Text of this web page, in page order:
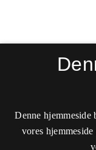
Denne hjemmeside
vores